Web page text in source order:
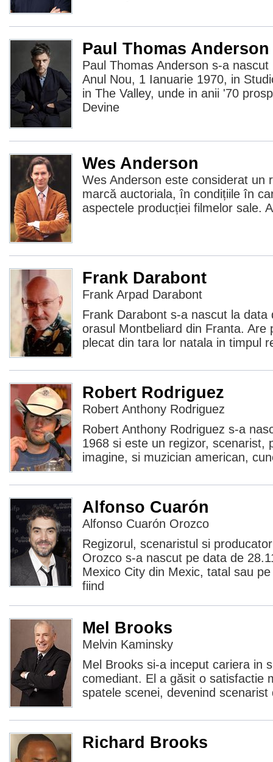
Paul Thomas Anderson
Paul Thomas Anderson s-a nascut
Anul Nou, 1 Ianuarie 1970, in
in The Valley, unde in anii '70
Devine
Wes Anderson
Wes Anderson este considerat un
marcă auctoriala, în condițiile în
aspectele producției filmelor sale.
Frank Darabont
Frank Arpad Darabont
Frank Darabont s-a nascut la data
orasul Montbeliard din Franta. Are
plecat din tara lor natala in timpul
Robert Rodriguez
Robert Anthony Rodriguez
Robert Anthony Rodriguez s-a
1968 si este un regizor, scenarist,
imagine, si muzician american,
Alfonso Cuarón
Alfonso Cuarón Orozco
Regizorul, scenaristul si
Orozco s-a nascut pe data de
Mexico City din Mexic, tatal sau
fiind
Mel Brooks
Melvin Kaminsky
Mel Brooks si-a inceput cariera in
comediant. El a găsit o satisfactie
spatele scenei, devenind
Richard Brooks